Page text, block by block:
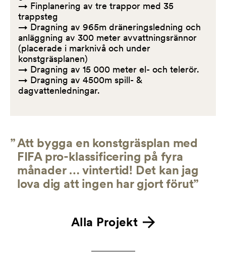
→ Finplanering av tre trappor med 35
trappsteg
→ Dragning av 965m dräneringsledning och
anläggning av 300 meter avvattningsrännor
(placerade i marknivå och under
konstgräsplanen)
→ Dragning av 15 000 meter el- och telerör.
→ Dragning av 4500m spill- &
dagvattenledningar.
”Att bygga en konstgräsplan med
FIFA pro-klassificering på fyra
månader … vintertid! Det kan jag
lova dig att ingen har gjort förut”
Alla Projekt